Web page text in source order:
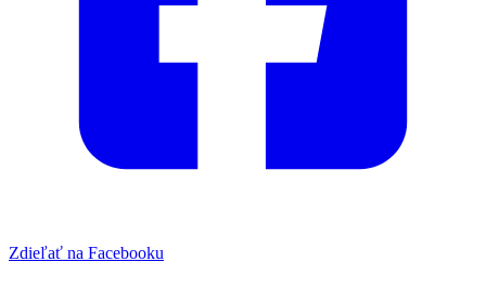
Zdieľať na Facebooku